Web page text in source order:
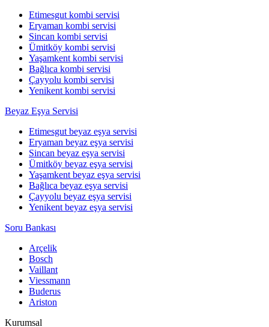
Etimesgut kombi servisi
Eryaman kombi servisi
Sincan kombi servisi
Ümitköy kombi servisi
Yaşamkent kombi servisi
Bağlıca kombi servisi
Çayyolu kombi servisi
Yenikent kombi servisi
Beyaz Eşya Servisi
Etimesgut beyaz eşya servisi
Eryaman beyaz eşya servisi
Sincan beyaz eşya servisi
Ümitköy beyaz eşya servisi
Yaşamkent beyaz eşya servisi
Bağlıca beyaz eşya servisi
Çayyolu beyaz eşya servisi
Yenikent beyaz eşya servisi
Soru Bankası
Arçelik
Bosch
Vaillant
Viessmann
Buderus
Ariston
Kurumsal